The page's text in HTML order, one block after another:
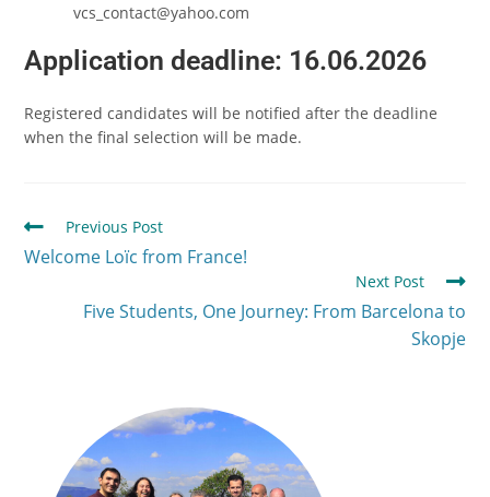
vcs_contact@yahoo.com
Application deadline: 16.06.2026
Registered candidates will be notified after the deadline
when the final selection will be made.
Previous Post
Welcome Loïc from France!
Next Post
Five Students, One Journey: From Barcelona to
Skopje